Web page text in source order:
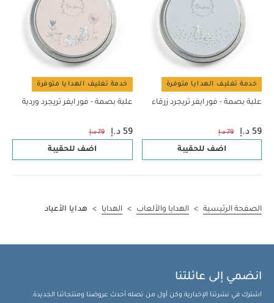
خدمة تغليف الهدايا متوفرة
علبة بصمة - فور ايفر تريجرد زرقاء
59 د.إ 79 د.إ
اضف للحقيبة
خدمة تغليف الهدايا متوفرة
علبة بصمة - فور ايفر تريجرد وردية
59 د.إ 79 د.إ
اضف للحقيبة
الصفحة الرئيسية > الهدايا والألعاب > الهدايا > هدايا الأعياد
انضمي إلى عائلتنا
اشترك في نشرتنا الإخبارية وكن أول من تصله أحدث عروضنا ومنتجاتنا الجديدة.